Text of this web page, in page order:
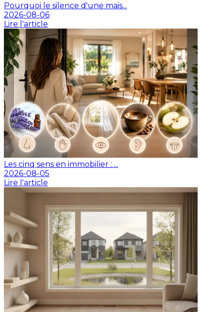
Pourquoi le silence d'une mais...
2026-08-06
Lire l'article
Les cinq sens en immobilier : ...
2026-08-05
Lire l'article